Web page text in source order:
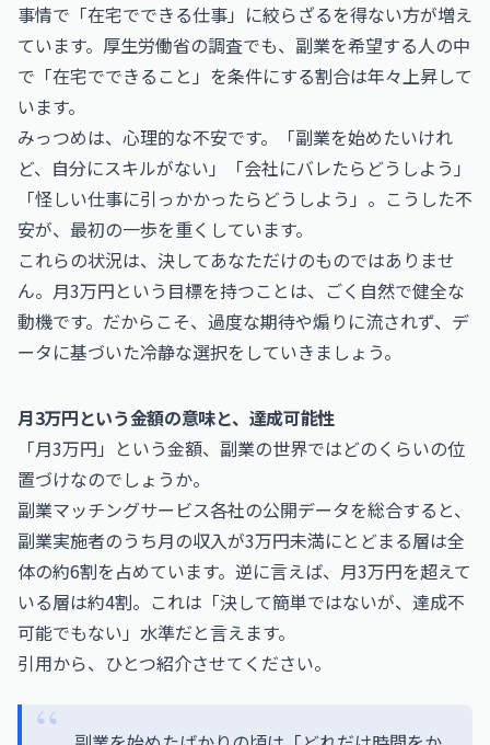
事情で「在宅でできる仕事」に絞らざるを得ない方が増え
ています。厚生労働省の調査でも、副業を希望する人の中
で「在宅でできること」を条件にする割合は年々上昇して
います。
みっつめは、心理的な不安です。「副業を始めたいけれ
ど、自分にスキルがない」「会社にバレたらどうしよう」
「怪しい仕事に引っかかったらどうしよう」。こうした不
安が、最初の一歩を重くしています。
これらの状況は、決してあなただけのものではありませ
ん。月3万円という目標を持つことは、ごく自然で健全な
動機です。だからこそ、過度な期待や煽りに流されず、デ
ータに基づいた冷静な選択をしていきましょう。
月3万円という金額の意味と、達成可能性
「月3万円」という金額、副業の世界ではどのくらいの位
置づけなのでしょうか。
副業マッチングサービス各社の公開データを総合すると、
副業実施者のうち月の収入が3万円未満にとどまる層は全
体の約6割を占めています。逆に言えば、月3万円を超えて
いる層は約4割。これは「決して簡単ではないが、達成不
可能でもない」水準だと言えます。
引用から、ひとつ紹介させてください。